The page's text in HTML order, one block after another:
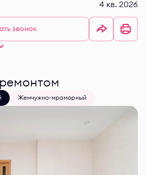
4 кв. 2026
звонок
Жемчужно-мраморный